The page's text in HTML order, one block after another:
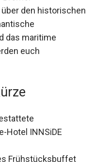
den
die
Kultur und das
werden euch
Hotel INNSiDE
Frühstücksbuffet